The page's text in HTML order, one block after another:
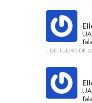
1 DE JULHO DE